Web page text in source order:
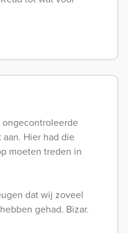
Hier had die
moeten treden in
dat wij zoveel
gehad. Bizar.